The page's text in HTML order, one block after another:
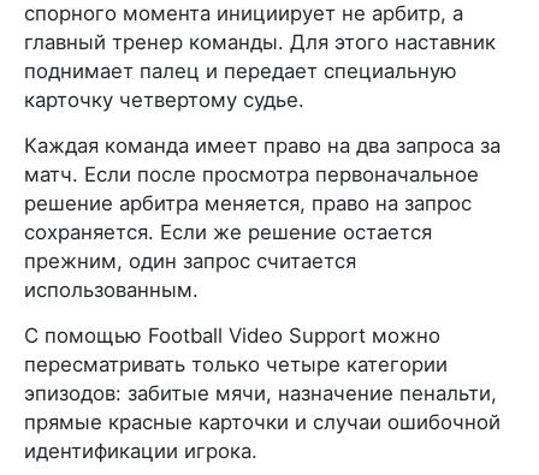
спорного момента инициирует не арбитр, а
главный тренер команды. Для этого наставник
поднимает палец и передает специальную
карточку четвертому судье.
Каждая команда имеет право на два запроса за
матч. Если после просмотра первоначальное
решение арбитра меняется, право на запрос
сохраняется. Если же решение остается
прежним, один запрос считается
использованным.
С помощью Football Video Support можно
пересматривать только четыре категории
эпизодов: забитые мячи, назначение пенальти,
прямые красные карточки и случаи ошибочной
идентификации игрока.